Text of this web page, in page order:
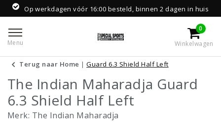
Op werkdagen vóór 16:00 besteld, binnen 2 dagen in huis
Menu
0
Winkelwagen
Terug naar Home |Guard 6.3 Shield Half Left
The Indian Maharadja Guard
6.3 Shield Half Left
Merk: The Indian Maharadja